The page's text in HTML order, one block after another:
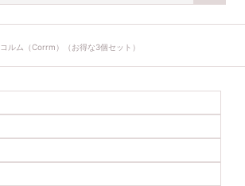
コルム（Corrm）（お得な3個セット）